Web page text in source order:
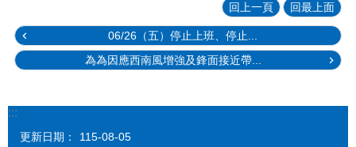
回上一頁 回最上面
06/26（五）停止上班、停止...
為為因應西南風增強及鋒面接近帶...
:::
更新日期：
115-08-05